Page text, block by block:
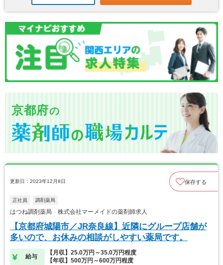
京都府の
更新日：2023年12月8日 保存する
正社員 調剤薬局
はつね調剤薬局 株式会社マーメイドの薬剤師求人
【京都府城陽市／JR奈良線】近隣にグループ店舗が
多いので、お休みの相談がしやすい薬局です。
給与
【月収】25.0万円～35.0万円程度
【年収】500万円～600万円程度